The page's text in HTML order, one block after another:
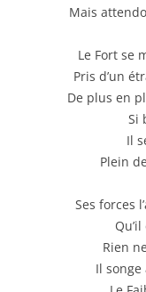
Mais
Le Fort se
Pris d’un
De plus en
Si
Il
Plein
Ses forces
Rien
Il songe